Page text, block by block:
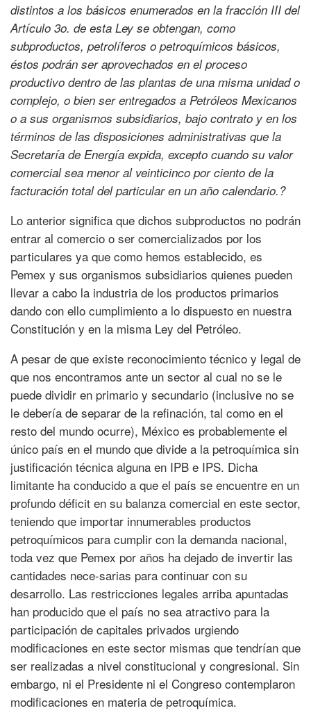
distintos a los básicos enumerados en la fracción III del
Artículo 3o. de esta Ley se obtengan, como
subproductos, petrolíferos o petroquímicos básicos,
éstos podrán ser aprovechados en el proceso
productivo dentro de las plantas de una misma unidad o
complejo, o bien ser entregados a Petróleos Mexicanos
o a sus organismos subsidiarios, bajo contrato y en los
términos de las disposiciones administrativas que la
Secretaría de Energía expida, excepto cuando su valor
comercial sea menor al veinticinco por ciento de la
facturación total del particular en un año calendario.?
Lo anterior significa que dichos subproductos no podrán
entrar al comercio o ser comercializados por los
particulares ya que como hemos establecido, es
Pemex y sus organismos subsidiarios quienes pueden
llevar a cabo la industria de los productos primarios
dando con ello cumplimiento a lo dispuesto en nuestra
Constitución y en la misma Ley del Petróleo.
A pesar de que existe reconocimiento técnico y legal de
que nos encontramos ante un sector al cual no se le
puede dividir en primario y secundario (inclusive no se
le debería de separar de la refinación, tal como en el
resto del mundo ocurre), México es probablemente el
único país en el mundo que divide a la petroquímica sin
justificación técnica alguna en IPB e IPS. Dicha
limitante ha conducido a que el país se encuentre en un
profundo déficit en su balanza comercial en este sector,
teniendo que importar innumerables productos
petroquímicos para cumplir con la demanda nacional,
toda vez que Pemex por años ha dejado de invertir las
cantidades nece-sarias para continuar con su
desarrollo. Las restricciones legales arriba apuntadas
han producido que el país no sea atractivo para la
participación de capitales privados urgiendo
modificaciones en este sector mismas que tendrían que
ser realizadas a nivel constitucional y congresional. Sin
embargo, ni el Presidente ni el Congreso contemplaron
modificaciones en materia de petroquímica.